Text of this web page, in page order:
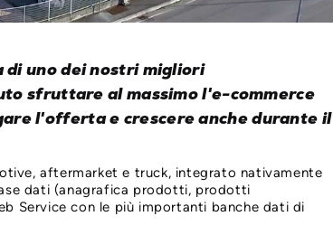
di uno dei nostri migliori
sfruttare al massimo l'e-commerce
l'offerta e crescere anche durante il
aftermarket e truck, integrato nativamente
dati (anagrafica prodotti, prodotti
Service con le più importanti banche dati di